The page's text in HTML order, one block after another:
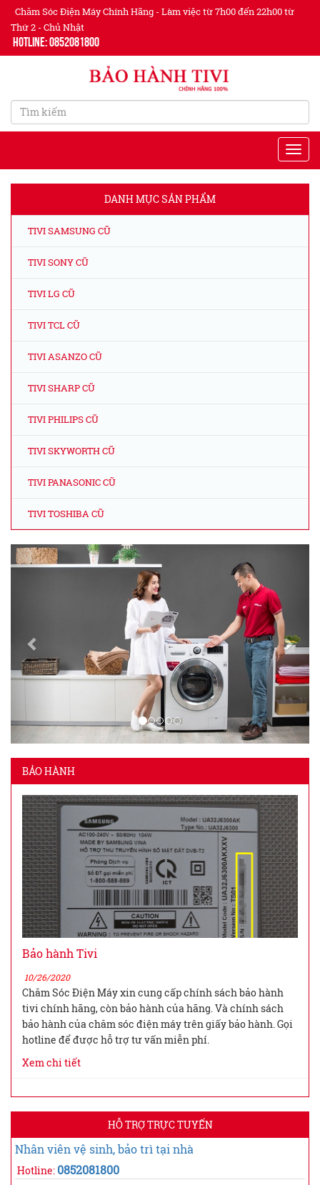
Chăm Sóc Điện Máy Chính Hãng - Làm việc từ 7h00 đến 22h00 từ
Thứ 2 - Chủ Nhật
Hotline: 0852081800
DANH MỤC SẢN PHẨM
TIVI SAMSUNG CŨ
TIVI SONY CŨ
TIVI LG CŨ
TIVI TCL CŨ
TIVI ASANZO CŨ
TIVI SHARP CŨ
TIVI PHILIPS CŨ
TIVI SKYWORTH CŨ
TIVI PANASONIC CŨ
TIVI TOSHIBA CŨ
Previous
BẢO HÀNH
Bảo hành Tivi
10/26/2020
Chăm Sóc Điện Máy xin cung cấp chính sách bảo hành
tivi chính hãng, còn bảo hành của hãng. Và chính sách
bảo hành của chăm sóc điện máy trên giấy bảo hành. Gọi
hotline để được hỗ trợ tư vấn miễn phí.
Xem chi tiết
HỖ TRỢ TRỰC TUYẾN
Nhân viên vệ sinh, bảo trì tại nhà
Hotline: 0852081800